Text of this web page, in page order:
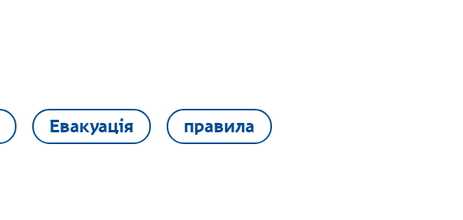
Евакуація правила